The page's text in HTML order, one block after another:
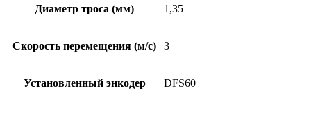
Диаметр троса (мм) 1,35
Скорость перемещения (м/с) 3
Установленный энкодер DFS60